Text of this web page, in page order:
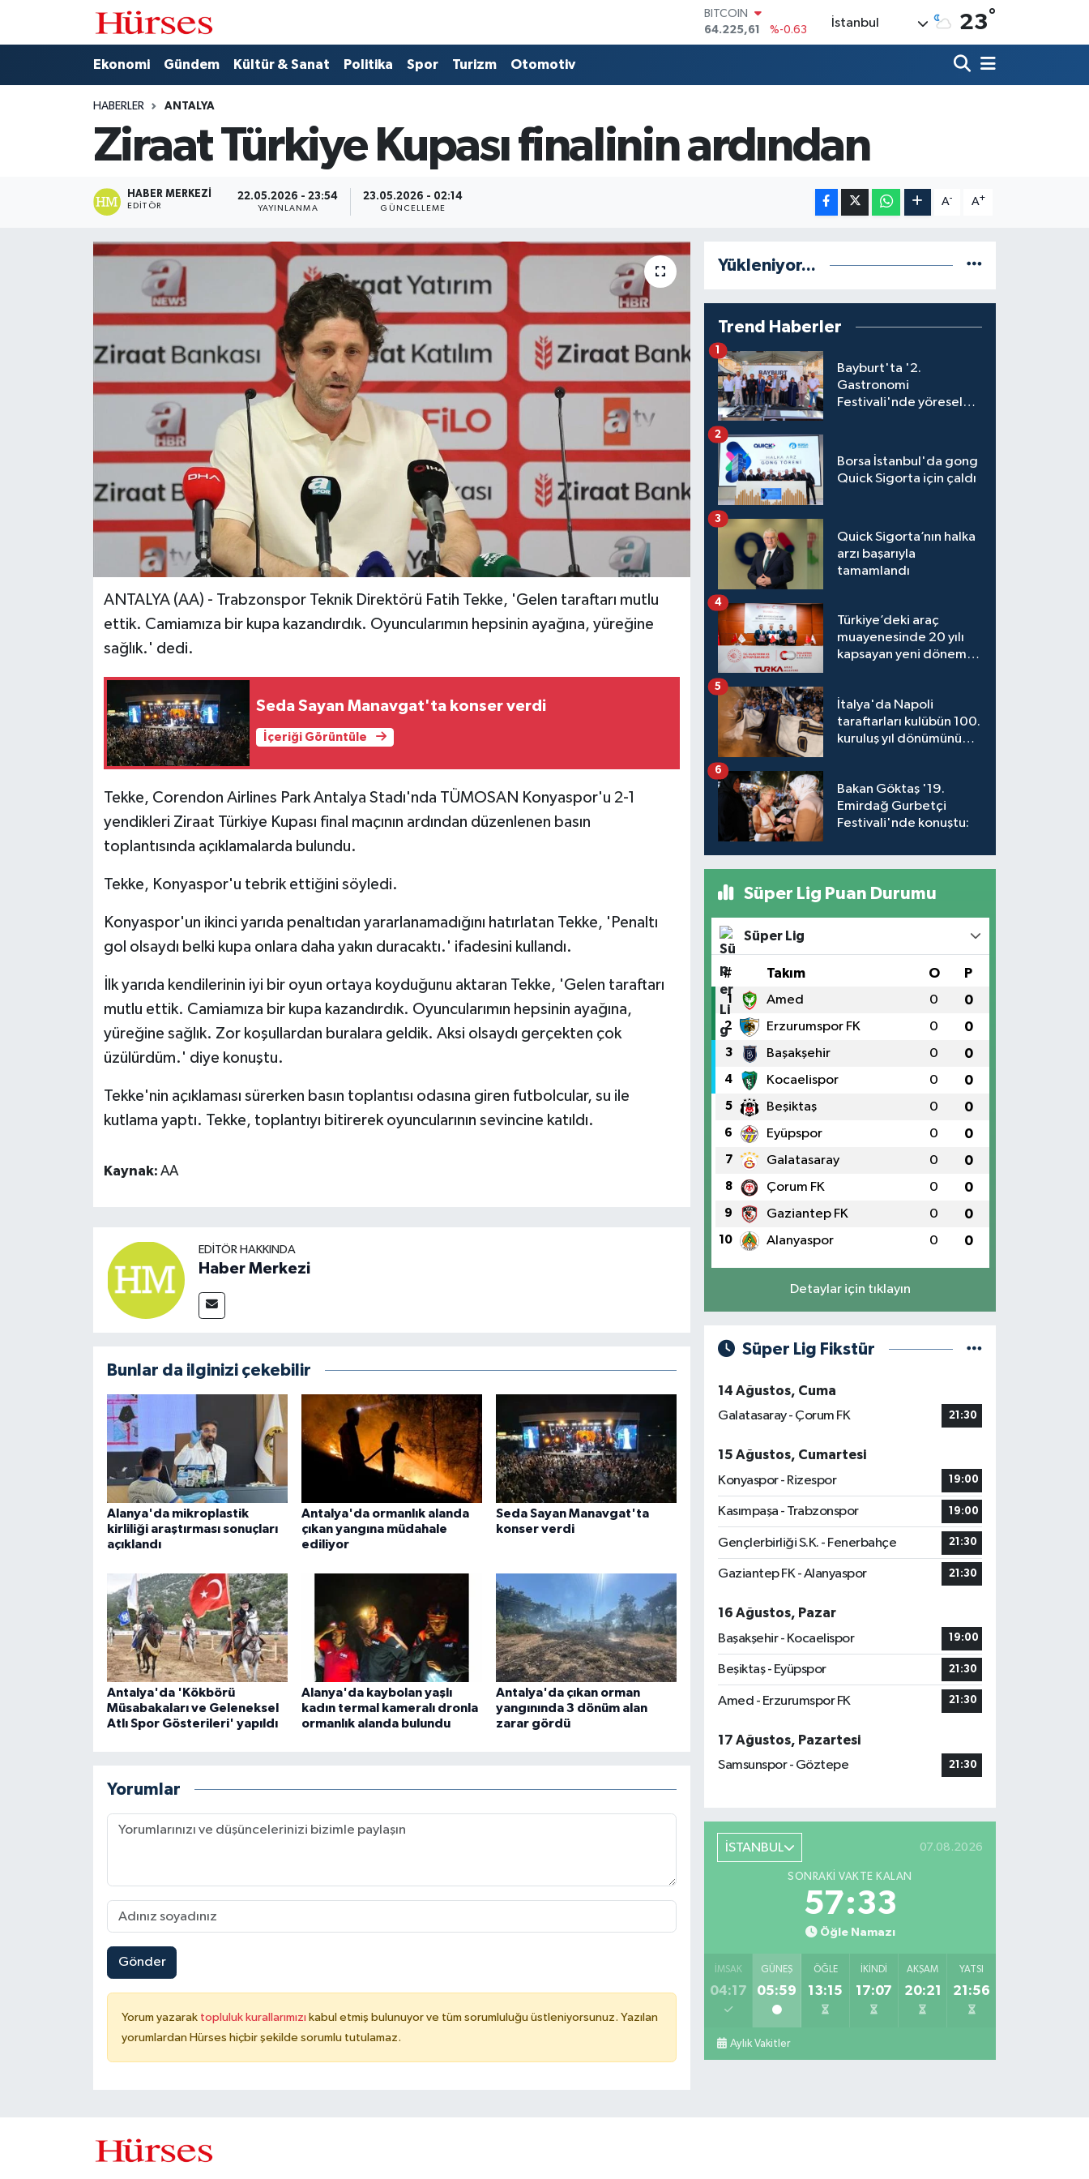
BITCOIN
64.225,61
%-0.63
DOLAR
64,2463
GRAM ALTIN
6510.40
%0.45
İstanbul 23°
Ekonomi Gündem Kültür & Sanat Politika Spor Turizm Otomotiv
HABERLER ANTALYA
Ziraat Türkiye Kupası finalinin ardından
HABER MERKEZI
EDITÖR
22.05.2026 - 23:54
YAYINLANMA
23.05.2026 - 02:14
GÜNCELLEME
A- A+
ANTALYA (AA) - Trabzonspor Teknik Direktörü Fatih Tekke, 'Gelen taraftarı mutlu
ettik. Camiamıza bir kupa kazandırdık. Oyuncularımın hepsinin ayağına, yüreğine
sağlık.' dedi.
Seda Sayan Manavgat'ta konser verdi
İçeriği Görüntüle
Tekke, Corendon Airlines Park Antalya Stadı'nda TÜMOSAN Konyaspor'u 2-1
yendikleri Ziraat Türkiye Kupası final maçının ardından düzenlenen basın
toplantısında açıklamalarda bulundu.
Tekke, Konyaspor'u tebrik ettiğini söyledi.
Konyaspor'un ikinci yarıda penaltıdan yararlanamadığını hatırlatan Tekke, 'Penaltı
gol olsaydı belki kupa onlara daha yakın duracaktı.' ifadesini kullandı.
İlk yarıda kendilerinin iyi bir oyun ortaya koyduğunu aktaran Tekke, 'Gelen taraftarı
mutlu ettik. Camiamıza bir kupa kazandırdık. Oyuncularımın hepsinin ayağına,
yüreğine sağlık. Zor koşullardan buralara geldik. Aksi olsaydı gerçekten çok
üzülürdüm.' diye konuştu.
Tekke'nin açıklaması sürerken basın toplantısı odasına giren futbolcular, su ile
kutlama yaptı. Tekke, toplantıyı bitirerek oyuncularının sevincine katıldı.
Kaynak: AA
EDITÖR HAKKINDA
Haber Merkezi
Bunlar da ilginizi çekebilir
Alanya'da mikroplastik
kirliliği araştırması sonuçları
açıklandı
Antalya'da ormanlık alanda
çıkan yangına müdahale
ediliyor
Seda Sayan Manavgat'ta
konser verdi
Antalya'da 'Kökbörü
Müsabakaları ve Geleneksel
Atlı Spor Gösterileri' yapıldı
Alanya'da kaybolan yaşlı
kadın termal kameralı dronla
ormanlık alanda bulundu
Antalya'da çıkan orman
yangınında 3 dönüm alan
zarar gördü
Yorumlar
Gönder
Yorum yazarak topluluk kurallarımızı kabul etmiş bulunuyor ve tüm sorumluluğu üstleniyorsunuz. Yazılan
yorumlardan Hürses hiçbir şekilde sorumlu tutulamaz.
Yükleniyor...
Trend Haberler
Bayburt'ta '2.
Gastronomi
Festivali'nde yöresel
1
Borsa İstanbul'da gong
Quick Sigorta için çaldı
2
Quick Sigorta’nın halka
arzı başarıyla
tamamlandı
3
Türkiye’deki araç
muayenesinde 20 yılı
kapsayan yeni dönem
4
İtalya'da Napoli
taraftarları kulübün 100.
kuruluş yıl dönümünü
5
Bakan Göktaş '19.
Emirdağ Gurbetçi
Festivali'nde konuştu:
6
Süper Lig Puan Durumu
Süper Lig
# Takım O P
1 Amed 0 0
2 Erzurumspor FK 0 0
3 Başakşehir 0 0
4 Kocaelispor 0 0
5 Beşiktaş 0 0
6 Eyüpspor 0 0
7 Galatasaray 0 0
8 Çorum FK 0 0
9 Gaziantep FK 0 0
10 Alanyaspor 0 0
Detaylar için tıklayın
Süper Lig Fikstür
14 Ağustos, Cuma
Galatasaray - Çorum FK
21:30
15 Ağustos, Cumartesi
Konyaspor - Rizespor
19:00
Kasımpaşa - Trabzonspor 19:00
Gençlerbirliği S.K. - Fenerbahçe 21:30
Gaziantep FK - Alanyaspor 21:30
16 Ağustos, Pazar
Başakşehir - Kocaelispor
19:00
Beşiktaş - Eyüpspor 21:30
Amed - Erzurumspor FK 21:30
17 Ağustos, Pazartesi
Samsunspor - Göztepe
21:30
İSTANBUL 07.08.2026
SONRAKI VAKTE KALAN
57:33
Öğle Namazı
İMSAK
04:17
GÜNEŞ
05:59
ÖĞLE
13:15
İKINDI
17:07
AKŞAM
20:21
YATSI
21:56
Aylık Vakitler
Ekonomi
Gündem
Kültür & Sanat
Hava Durumu
Trafik Durumu
Süper Lig Puan Durumu ve Fikstür
Tüm Manşetler